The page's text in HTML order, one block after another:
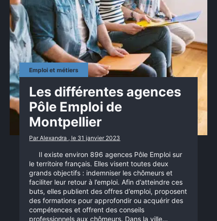
Emploi et métiers
Les différentes agences
Pôle Emploi de
Montpellier
Par Alexandra , le 31 janvier 2023
Il existe environ 896 agences Pôle Emploi sur
le territoire français. Elles visent toutes deux
grands objectifs : indemniser les chômeurs et
faciliter leur retour à l’emploi. Afin d’atteindre ces
buts, elles publient des offres d’emploi, proposent
des formations pour approfondir ou acquérir des
compétences et offrent des conseils
professionnels aux chômeurs. Dans la ville…